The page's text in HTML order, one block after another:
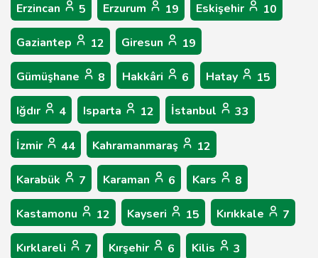
Erzincan 5 Erzurum 19 Eskişehir 10
Gaziantep 12 Giresun 19
Gümüşhane 8 Hakkâri 6 Hatay 15
Iğdır 4 Isparta 12 İstanbul 33
İzmir 44 Kahramanmaraş 12
Karabük 7 Karaman 6 Kars 8
Kastamonu 12 Kayseri 15 Kırıkkale 7
Kırklareli 7 Kırşehir 6 Kilis 3